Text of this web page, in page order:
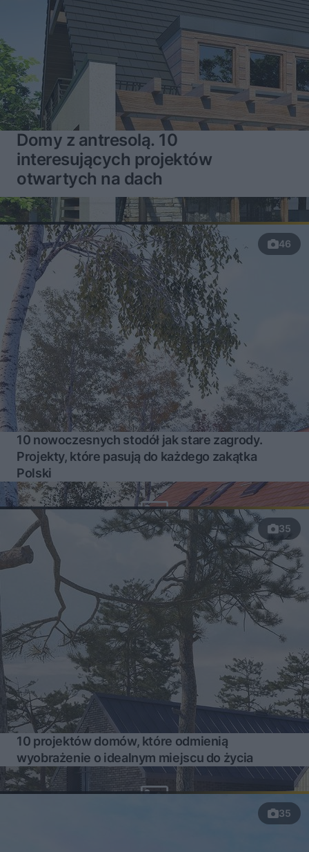
Domy z antresolą. 10
interesujących projektów
otwartych na dach
46
10 nowoczesnych stodół jak stare zagrody.
Projekty, które pasują do każdego zakątka
Polski
35
10 projektów domów, które odmienią
wyobrażenie o idealnym miejscu do życia
35